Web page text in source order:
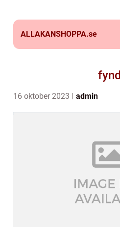
ALLAKANSHOPPA.se
fynd
16 oktober 2023 admin